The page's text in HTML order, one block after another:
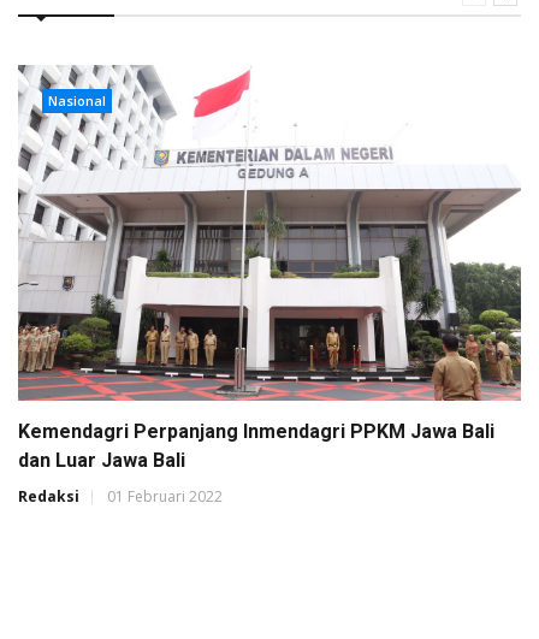
Nasional
Kemendagri Perpanjang Inmendagri PPKM Jawa Bali
dan Luar Jawa Bali
Redaksi 01 Februari 2022